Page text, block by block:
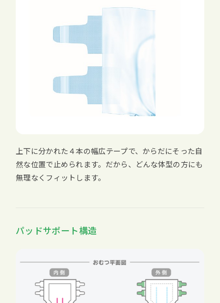
上下に分かれた４本の幅広テープで、からだにそった自
然な位置で止められます。だから、どんな体型の方にも
無理なくフィットします。
パッドサポート構造